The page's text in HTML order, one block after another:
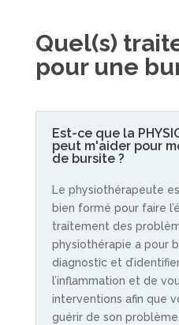
Quel(s)
pour une
Est-ce que la
peut m'aider pour
de bursite ?
Le physiothérapeute
bien formé pour faire
traitement des
physiothérapie a pour
diagnostic et
l’inflammation et de
interventions afin que
guérir de son